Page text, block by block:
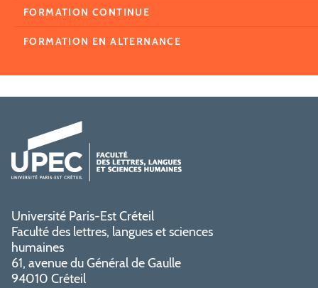
FORMATION CONTINUE
FORMATION EN ALTERNANCE
Université Paris-Est Créteil
Faculté des lettres, langues et sciences
humaines
61, avenue du Général de Gaulle
94010 Créteil